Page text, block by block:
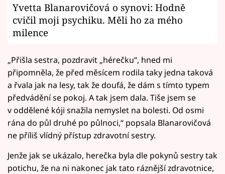
Yvetta Blanarovičová o synovi: Hodně
cvičil moji psychiku. Měli ho za mého
milence
„Přišla sestra, pozdravit „hérečku“, hned mi
připomněla, že před měsícem rodila taky jedna taková
a řvala jak na lesy, tak že doufá, že dám s tímto typem
předvádění se pokoj. A tak jsem dala. Tiše jsem se
v oddělené kóji snažila nemyslet na bolesti. Od osmi
rána do půl druhé po půlnoci,“ popsala Blanarovičová
ne příliš vlídný přístup zdravotní sestry.
Jenže jak se ukázalo, herečka byla dle pokynů sestry tak
potichu, že na ni nakonec jak tato ráznější zdravotnice,